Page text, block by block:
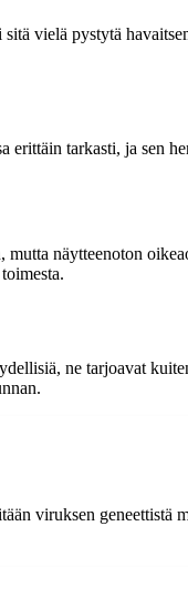
vielä pystytä
erittäin tarkasti, ja sen
näytteenoton
ne tarjoavat
viruksen geneettistä